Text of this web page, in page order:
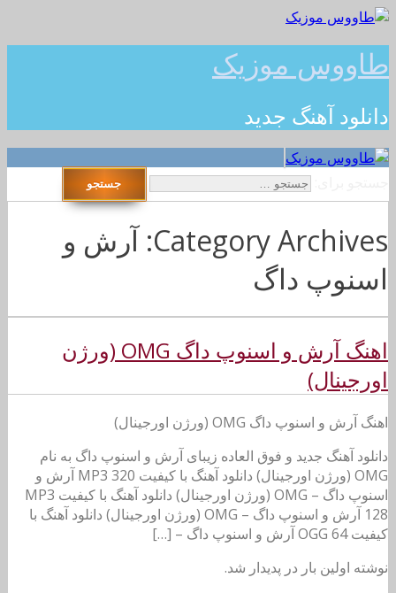
طاووس موزیک
دانلود آهنگ جدید
Category Archives: آرش و
اسنوپ داگ
اهنگ آرش و اسنوپ داگ OMG (ورژن
اورجینال)
اهنگ آرش و اسنوپ داگ OMG (ورژن اورجینال)
دانلود آهنگ جدید و فوق العاده زیبای آرش و اسنوپ داگ به نام
OMG (ورژن اورجینال) دانلود آهنگ با کیفیت MP3 320 آرش و
اسنوپ داگ – OMG (ورژن اورجینال) دانلود آهنگ با کیفیت MP3
128 آرش و اسنوپ داگ – OMG (ورژن اورجینال) دانلود آهنگ با
کیفیت OGG 64 آرش و اسنوپ داگ – […]
نوشته اولین بار در پدیدار شد.